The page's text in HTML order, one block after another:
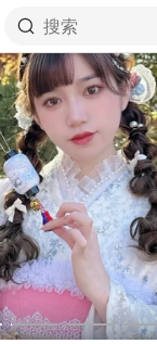
搜索